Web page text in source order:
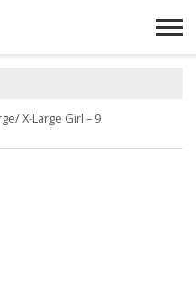
X-Large Girl – 9